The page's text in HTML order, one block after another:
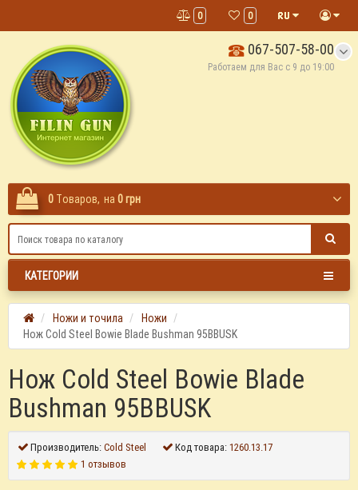
0
0
067-507-58-00
Работаем для Вас с 9 до 19:00
0 Tоваров, на 0 грн
КАТЕГОРИИ
Ножи и точила
Ножи
Нож Cold Steel Bowie Blade Bushman 95BBUSK
Нож Cold Steel Bowie Blade
Bushman 95BBUSK
Производитель:Cold Steel Код товара:1260.13.17
1 отзывов